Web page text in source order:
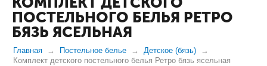
ПОСТЕЛЬНОГО БЕЛЬЯ РЕТРО
БЯЗЬ ЯСЕЛЬНАЯ
Главная Постельное белье
Детское (бязь)
Комплект детского постельного белья Ретро бязь ясельная